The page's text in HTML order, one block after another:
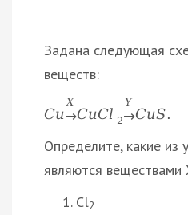
Задана следующая
веществ:
Cu
X
→CuCl 2
Y
→CuS.
Определите, какие из
являются веществами
Cl2